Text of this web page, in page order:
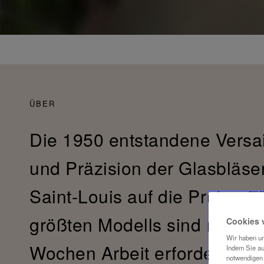
ÜBER
Die 1950 entstandene
und Präzision der
Saint-Louis auf die Probe:
größten Modells sind nicht
Wochen Arbeit erforderlich.
Cookies
Wir haben
Indem Sie